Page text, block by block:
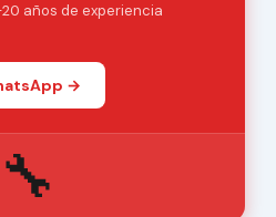
años de experiencia
→
🔧